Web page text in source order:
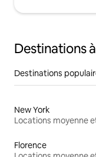
Destinations
Destinations
New York
Florence